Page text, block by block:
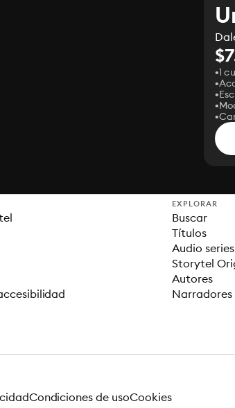
1
EXPLORAR
Buscar
Títulos
Audio series
Storytel
Autores
Narradores
Condiciones de usoCookies